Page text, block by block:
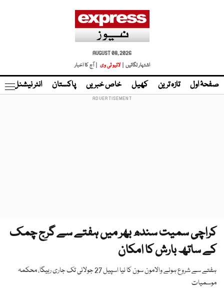
AUGUST 08, 2026
اشتہار لگائیں |
لائیو ٹی وی | آج کا اخبار
صفحۂ اول تازہ ترین کھیل خاص خبریں پاکستان انٹر نیشنل
کراچی سمیت سندھ بھر میں ہفتے سے گرج چمک
کے ساتھ بارش کا امکان
ہفتے سے شروع ہونے والامون سون کا نیا اسپیل 27 جولائی تک جاری رہیگا، محکمہ
موسمیات